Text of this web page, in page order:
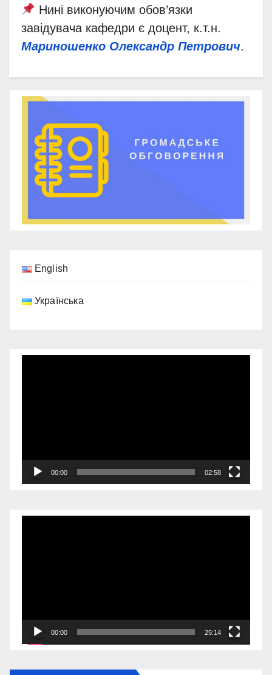
Нині виконуючим обов’язки
завідувача кафедри є доцент, к.т.н.
Мариношенко Олександр Петрович.
English
Українська
00:00 02:58
00:00 25:14